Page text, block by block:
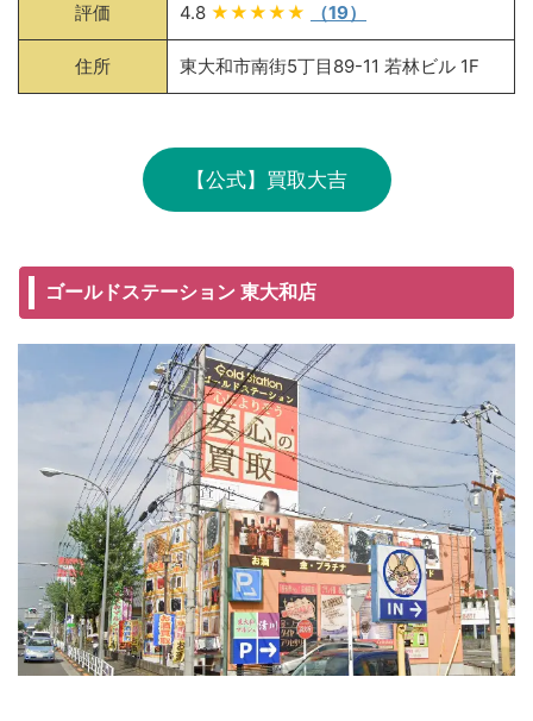
評価 4.8 ★★★★★ （19）
住所 東大和市南街5丁目89-11 若林ビル 1F
【公式】買取大吉
ゴールドステーション 東大和店